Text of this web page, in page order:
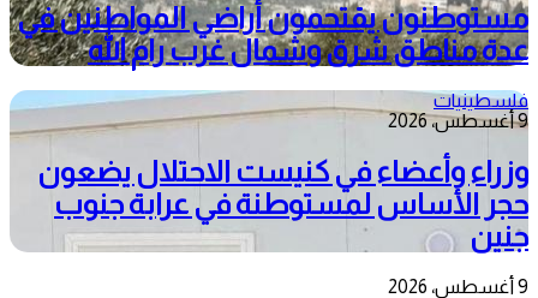
مستوطنون يقتحمون أراضي المواطنين في
عدة مناطق شرق وشمال غرب رام الله
فلسطينيات
9 أغسطس، 2026
وزراء وأعضاء في كنيست الاحتلال يضعون
حجر الأساس لمستوطنة في عرابة جنوب
جنين
9 أغسطس، 2026